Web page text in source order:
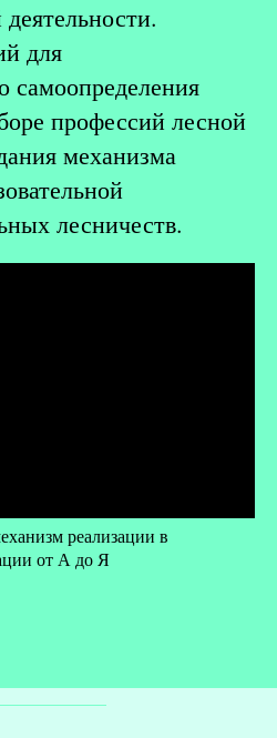
для
самоопределения
профессий лесной
механизма
лесничеств.
реализации в
от А до Я